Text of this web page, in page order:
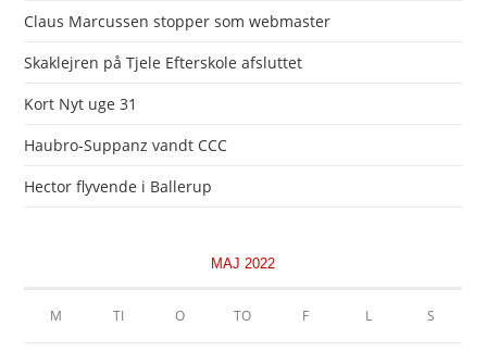
Claus Marcussen stopper som webmaster
Skaklejren på Tjele Efterskole afsluttet
Kort Nyt uge 31
Haubro-Suppanz vandt CCC
Hector flyvende i Ballerup
MAJ 2022
M TI O TO F L S